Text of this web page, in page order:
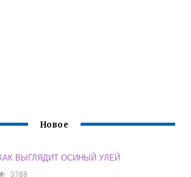
Новое
ВЫГЛЯДИТ ОСИНЫЙ УЛЕЙ
3788